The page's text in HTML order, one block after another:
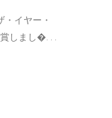
イヤー・
しまし�. . .